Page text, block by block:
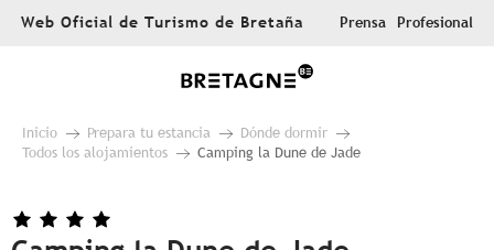
AllerWeb Oficial de Turismo de Bretaña Prensa Profesional
Inicio Prepara tu estancia
Dónde dormir
Todos los alojamientos
Camping la Dune de Jade